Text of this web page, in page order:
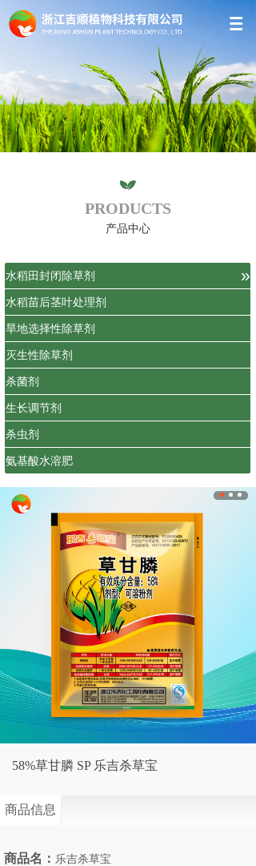
产品中心
PRODUCTS
水稻田封闭除草剂 »
水稻苗后茎叶处理剂
旱地选择性除草剂
灭生性除草剂
杀菌剂
生长调节剂
杀虫剂
氨基酸水溶肥
58%草甘膦 SP 乐吉杀草宝
商品信息
商品名： 乐吉杀草宝